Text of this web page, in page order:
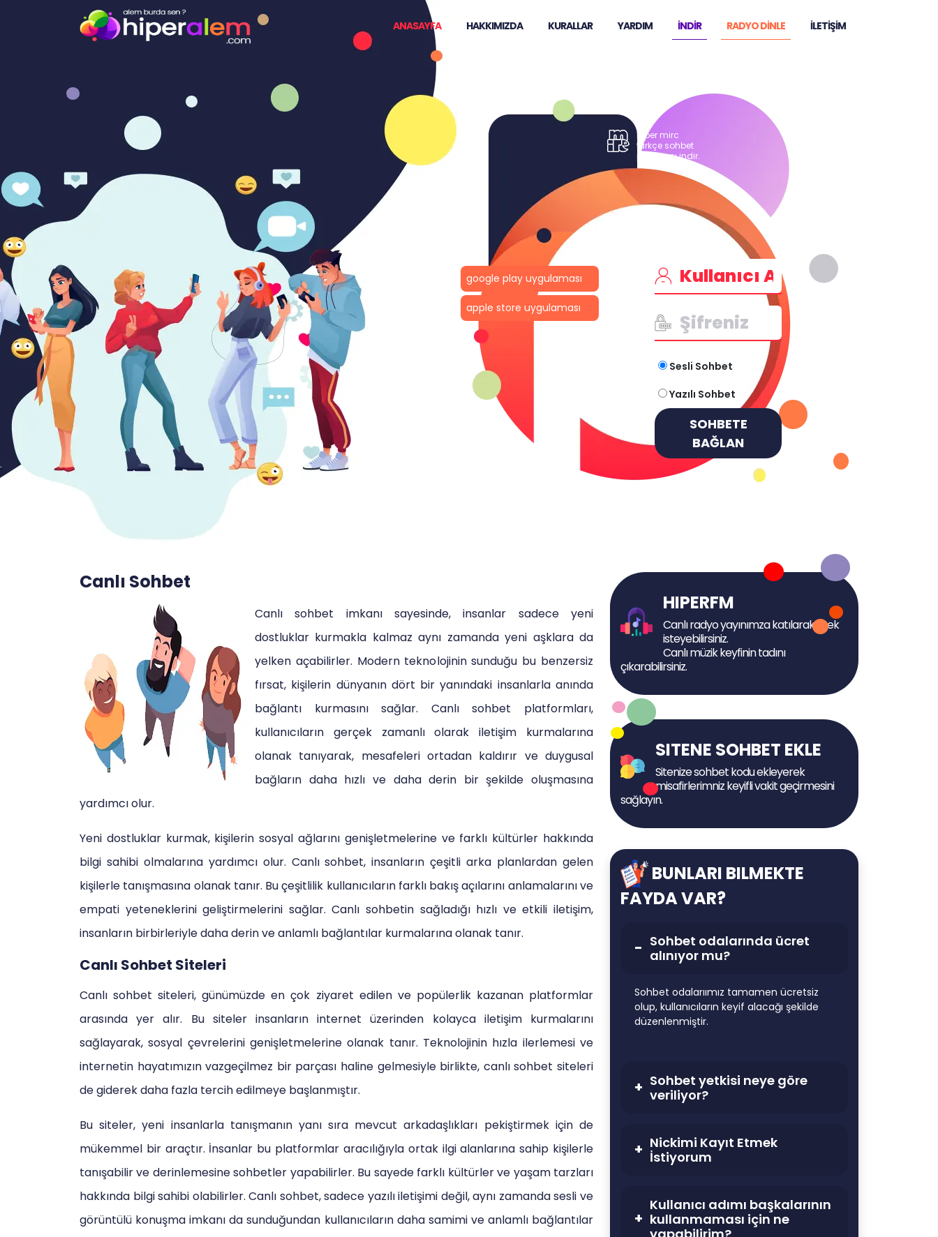
ANASAYFA HAKKIMIZDA KURALLAR YARDIM İNDİR RADYO DİNLE İLETİŞİM
google play uygulaması
apple store uygulaması
hiper mirc
türkçe sohbet
programı indir.
Sesli Sohbet
Yazılı Sohbet
SOHBETE
BAĞLAN
Canlı Sohbet
Canlı sohbet imkanı sayesinde, insanlar sadece yeni
dostluklar kurmakla kalmaz aynı zamanda yeni aşklara da
yelken açabilirler. Modern teknolojinin sunduğu bu benzersiz
fırsat, kişilerin dünyanın dört bir yanındaki insanlarla anında
bağlantı kurmasını sağlar. Canlı sohbet platformları,
kullanıcıların gerçek zamanlı olarak iletişim kurmalarına
olanak tanıyarak, mesafeleri ortadan kaldırır ve duygusal
bağların daha hızlı ve daha derin bir şekilde oluşmasına
yardımcı olur.
Yeni dostluklar kurmak, kişilerin sosyal ağlarını genişletmelerine ve farklı kültürler hakkında
bilgi sahibi olmalarına yardımcı olur. Canlı sohbet, insanların çeşitli arka planlardan gelen
kişilerle tanışmasına olanak tanır. Bu çeşitlilik kullanıcıların farklı bakış açılarını anlamalarını ve
empati yeteneklerini geliştirmelerini sağlar. Canlı sohbetin sağladığı hızlı ve etkili iletişim,
insanların birbirleriyle daha derin ve anlamlı bağlantılar kurmalarına olanak tanır.
Canlı Sohbet Siteleri
Canlı sohbet siteleri, günümüzde en çok ziyaret edilen ve popülerlik kazanan platformlar
arasında yer alır. Bu siteler insanların internet üzerinden kolayca iletişim kurmalarını
sağlayarak, sosyal çevrelerini genişletmelerine olanak tanır. Teknolojinin hızla ilerlemesi ve
internetin hayatımızın vazgeçilmez bir parçası haline gelmesiyle birlikte, canlı sohbet siteleri
de giderek daha fazla tercih edilmeye başlanmıştır.
Bu siteler, yeni insanlarla tanışmanın yanı sıra mevcut arkadaşlıkları pekiştirmek için de
mükemmel bir araçtır. İnsanlar bu platformlar aracılığıyla ortak ilgi alanlarına sahip kişilerle
tanışabilir ve derinlemesine sohbetler yapabilirler. Bu sayede farklı kültürler ve yaşam tarzları
hakkında bilgi sahibi olabilirler. Canlı sohbet, sadece yazılı iletişimi değil, aynı zamanda sesli ve
görüntülü konuşma imkanı da sunduğundan kullanıcıların daha samimi ve anlamlı bağlantılar
HIPERFM
Canlı radyo yayınımza katılarak istek
isteyebilirsiniz.
Canlı müzik keyfinin tadını
çıkarabilirsiniz.
SITENE SOHBET EKLE
Sitenize sohbet kodu ekleyerek
misafirlerimniz keyifli vakit geçirmesini
sağlayın.
BUNLARI BILMEKTE
FAYDA VAR?
Sohbet odalarında ücret
alınıyor mu?
Sohbet odalarıımız tamamen ücretsiz
olup, kullanıcıların keyif alacağı şekilde
düzenlenmiştir.
Sohbet yetkisi neye göre
veriliyor?
Nickimi Kayıt Etmek
İstiyorum
Kullanıcı adımı başkalarının
kullanmaması için ne